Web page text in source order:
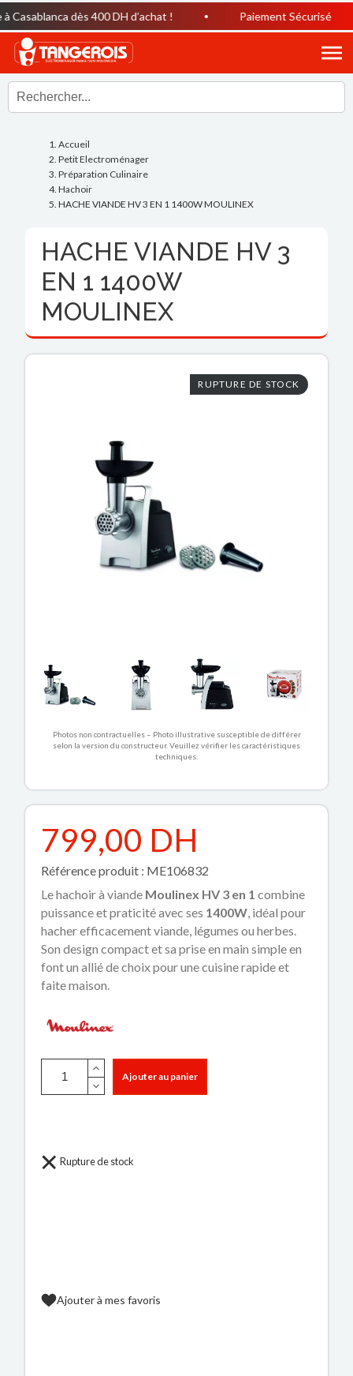
dès 400 DH d’achat ! Paiement Sécurisé
Accueil
Petit Electroménager
Préparation Culinaire
Hachoir
HACHE VIANDE HV 3 EN 1 1400W MOULINEX
HACHE VIANDE HV 3
EN 1 1400W
MOULINEX
RUPTURE DE STOCK
Photos non contractuelles – Photo illustrative susceptible de différer
selon la version du constructeur. Veuillez vérifier les caractéristiques
techniques.
799,00 DH
Référence produit : ME106832
Le hachoir à viande Moulinex HV 3 en 1 combine
puissance et praticité avec ses 1400W, idéal pour
hacher efficacement viande, légumes ou herbes.
Son design compact et sa prise en main simple en
font un allié de choix pour une cuisine rapide et
faite maison.
Ajouter au panier
Rupture de stock
Ajouter à mes favoris